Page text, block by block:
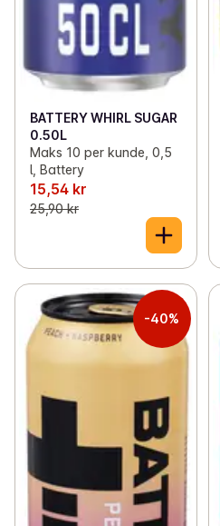
BATTERY WHIRL SUGAR
0.50L
Maks 10 per kunde, 0,5
l, Battery
15,54 kr
25,90 kr
-40%